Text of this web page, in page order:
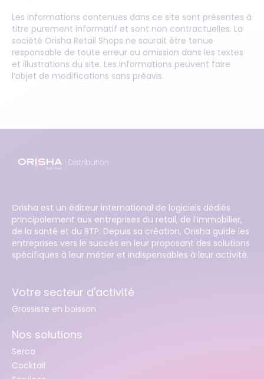
Les informations contenues dans ce site sont présentes à
titre purement informatif et sont non contractuelles. La
société Orisha Retail Shops ne saurait être tenue
responsable de toute erreur ou omission dans les textes
et illustrations du site. Les informations peuvent faire
l’objet de modifications sans préavis.
Orisha est un éditeur international de logiciels dédiés
principalement aux entreprises du retail, de l’immobilier,
de la santé et du BTP. Depuis sa création, Orisha guide les
entreprises vers le succès en leur proposant des solutions
spécifiques à leur métier et indispensables à leur activité.
Votre secteur d'activité
Grossiste en boisson
Nos solutions
Serca
Cocktail